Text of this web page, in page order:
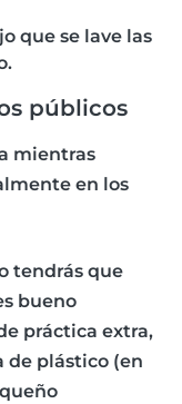
que se lave las
públicos
mientras
en los
tendrás que
bueno
práctica extra,
de plástico (en